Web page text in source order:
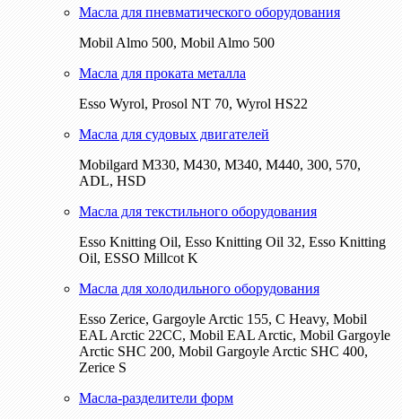
Масла для пневматического оборудования
Mobil Almo 500, Mobil Almo 500
Масла для проката металла
Esso Wyrol, Prosol NT 70, Wyrol HS22
Масла для судовых двигателей
Mobilgard M330, M430, M340, M440, 300, 570,
ADL, HSD
Масла для текстильного оборудования
Esso Knitting Oil, Esso Knitting Oil 32, Esso Knitting
Oil, ESSO Millcot K
Масла для холодильного оборудования
Esso Zerice, Gargoyle Arctic 155, С Heavy, Mobil
EAL Arctic 22CC, Mobil EAL Arctic, Mobil Gargoyle
Arctic SHC 200, Mobil Gargoyle Arctic SHC 400,
Zerice S
Масла-разделители форм